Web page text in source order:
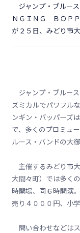
ジャンプ・ブルー
ＮＧＩＮＧ ＢＯＰＰ
が２５日、みどり市
ジャンプ・ブルー
ズミカルでパワフル
ンギン・バッパーズ
で、多くのプロミュ
ルース・バンドの大御
主催するみどり市
大間々町）では多く
時開場、同６時開演
売り４０００円、小
問い合わせなどは